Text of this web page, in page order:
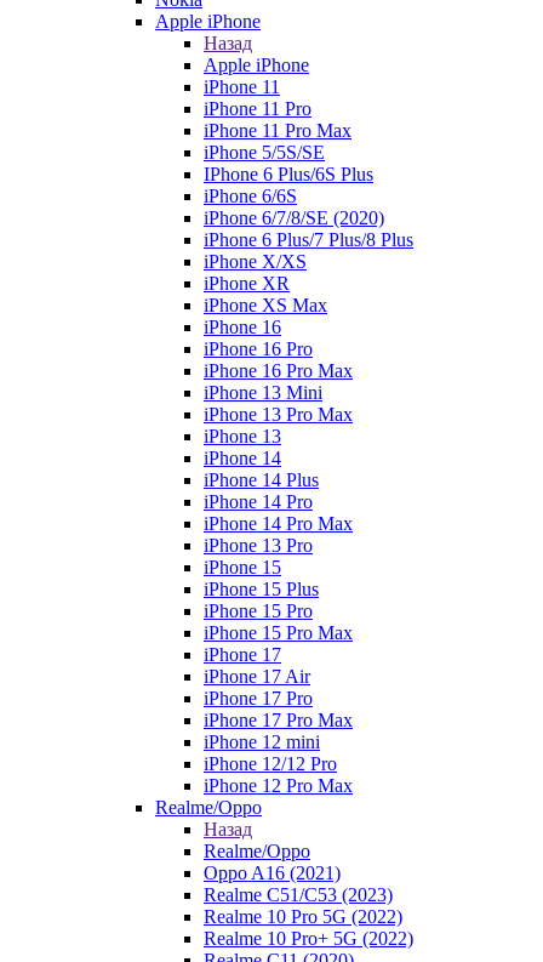
Apple iPhone
Назад
Apple iPhone
iPhone 11
iPhone 11 Pro
iPhone 11 Pro Max
iPhone 5/5S/SE
IPhone 6 Plus/6S Plus
iPhone 6/6S
iPhone 6/7/8/SE (2020)
iPhone 6 Plus/7 Plus/8 Plus
iPhone X/XS
iPhone XR
iPhone XS Max
iPhone 16
iPhone 16 Pro
iPhone 16 Pro Max
iPhone 13 Mini
iPhone 13 Pro Max
iPhone 13
iPhone 14
iPhone 14 Plus
iPhone 14 Pro
iPhone 14 Pro Max
iPhone 13 Pro
iPhone 15
iPhone 15 Plus
iPhone 15 Pro
iPhone 15 Pro Max
iPhone 17
iPhone 17 Air
iPhone 17 Pro
iPhone 17 Pro Max
iPhone 12 mini
iPhone 12/12 Pro
iPhone 12 Pro Max
Realme/Oppo
Назад
Realme/Oppo
Oppo A16 (2021)
Realme C51/C53 (2023)
Realme 10 Pro 5G (2022)
Realme 10 Pro+ 5G (2022)